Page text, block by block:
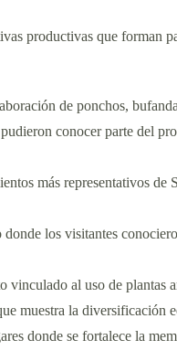
productivas que forman
de ponchos,
conocer parte del
más representativos
donde los visitantes
vinculado al uso de plantas
muestra la diversificación
donde se fortalece la